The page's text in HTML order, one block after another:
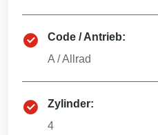
Code / Antrieb:
A /Allrad
Zylinder:
4